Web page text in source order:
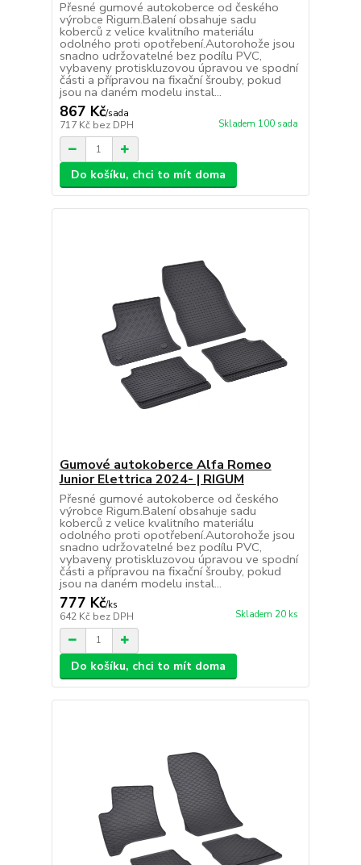
Přesné gumové autokoberce od českého
výrobce Rigum.Balení obsahuje sadu
koberců z velice kvalitního materiálu
odolného proti opotřebení.Autorohože jsou
snadno udržovatelné bez podílu PVC,
vybaveny protiskluzovou úpravou ve spodní
části a přípravou na fixační šrouby, pokud
jsou na daném modelu instal...
867 Kč/sada
717 Kč bez DPH Skladem 100 sada
Do košíku, chci to mít doma
Gumové autokoberce Alfa Romeo
Junior Elettrica 2024- | RIGUM
Přesné gumové autokoberce od českého
výrobce Rigum.Balení obsahuje sadu
koberců z velice kvalitního materiálu
odolného proti opotřebení.Autorohože jsou
snadno udržovatelné bez podílu PVC,
vybaveny protiskluzovou úpravou ve spodní
části a přípravou na fixační šrouby, pokud
jsou na daném modelu instal...
777 Kč/ks
642 Kč bez DPH Skladem 20 ks
Do košíku, chci to mít doma